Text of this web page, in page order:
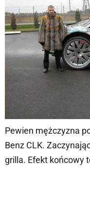
Pewien mężczyzna
Benz CLK.
grilla. Efekt końcowy